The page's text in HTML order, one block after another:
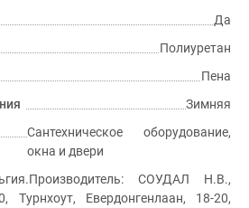
Да
Полиуретан
Пена
Зимняя
Сантехническое оборудование,
окна и двери
СОУДАЛ Н.В.,
Турнхоут, Евердонгенлаан, 18-20,